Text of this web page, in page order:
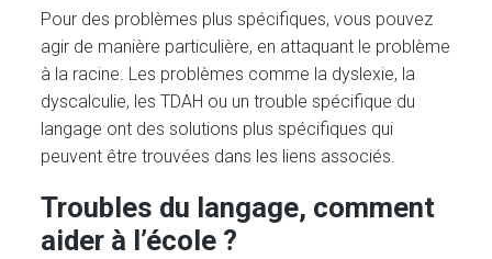
Pour des problèmes plus spécifiques, vous pouvez
agir de manière particulière, en attaquant le problème
à la racine. Les problèmes comme la dyslexie, la
dyscalculie, les TDAH ou un trouble spécifique du
langage ont des solutions plus spécifiques qui
peuvent être trouvées dans les liens associés.
Troubles du langage, comment
aider à l’école ?